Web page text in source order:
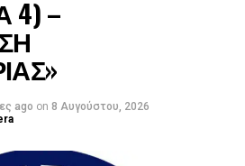
4) –
ago on 8 Αυγούστου, 2026